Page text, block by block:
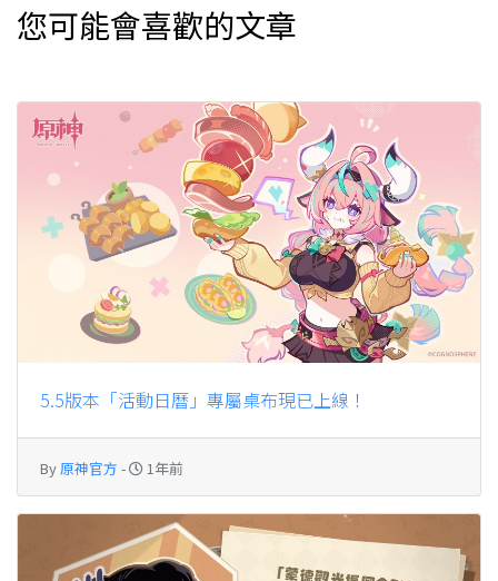
您可能會喜歡的文章
5.5版本「活動日曆」專屬桌布現已上線！
By 原神官方 - 1年前